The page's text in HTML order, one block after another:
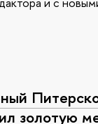
золотую